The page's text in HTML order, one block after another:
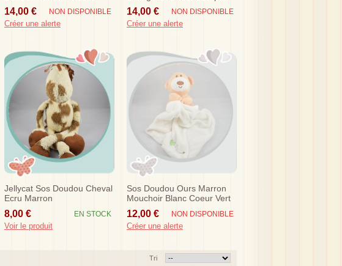
Blanc Noir Poche
14,00 € NON DISPONIBLE
Créer une alerte
Fait
14,00 € NON DISPONIBLE
Créer une alerte
Jellycat Sos Doudou Cheval
Ecru Marron
8,00 € EN STOCK
Voir le produit
Sos Doudou Ours Marron
Mouchoir Blanc Coeur Vert
12,00 € NON DISPONIBLE
Créer une alerte
Tri